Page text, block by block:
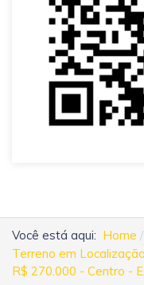
Você está aqui: Home
Terreno em
R$ 270.000 - Centro -